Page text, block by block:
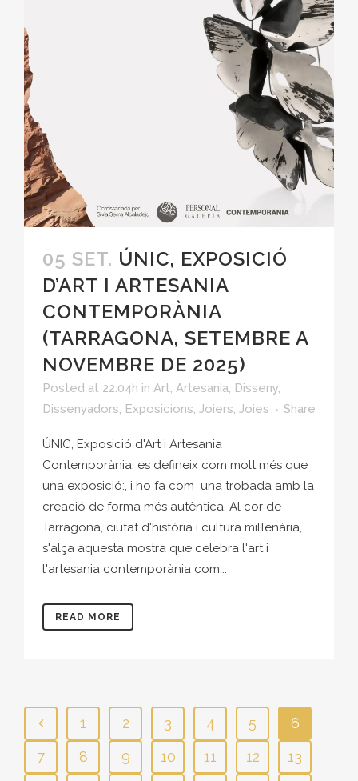
05 SET. ÚNIC, EXPOSICIÓ
D’ART I ARTESANIA
CONTEMPORÀNIA
(TARRAGONA, SETEMBRE A
NOVEMBRE DE 2025)
Posted at 22:04h in Art, Artesania, Disseny,
Dissenyadors, Exposicions, Joiers, Joies Share
ÚNIC, Exposició d'Art i Artesania
Contemporània, es defineix com molt més que
una exposició:, i ho fa com una trobada amb la
creació de forma més autèntica. Al cor de
Tarragona, ciutat d'història i cultura mil·lenària,
s'alça aquesta mostra que celebra l'art i
l'artesania contemporània com...
READ MORE
1 2 3 4 5
6
7
8 9 10 11 12
13